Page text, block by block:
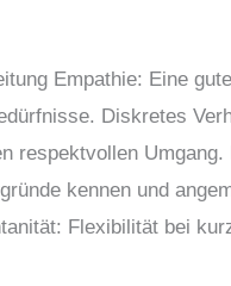
Empathie: Eine
Diskretes
respektvollen
kennen und
Flexibilität bei